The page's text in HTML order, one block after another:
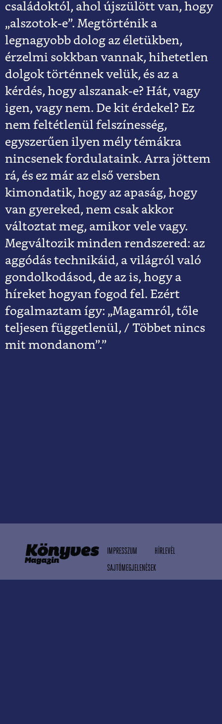
családoktól, ahol újszülött van, hogy
„alszotok-e”. Megtörténik a
legnagyobb dolog az életükben,
érzelmi sokkban vannak, hihetetlen
dolgok történnek velük, és az a
kérdés, hogy alszanak-e? Hát, vagy
igen, vagy nem. De kit érdekel? Ez
nem feltétlenül felszínesség,
egyszerűen ilyen mély témákra
nincsenek fordulataink. Arra jöttem
rá, és ez már az első versben
kimondatik, hogy az apaság, hogy
van gyereked, nem csak akkor
változtat meg, amikor vele vagy.
Megváltozik minden rendszered: az
aggódás technikáid, a világról való
gondolkodásod, de az is, hogy a
híreket hogyan fogod fel. Ezért
fogalmaztam így: „Magamról, tőle
teljesen függetlenül, / Többet nincs
mit mondanom”.”
IMPRESSZUM
HÍRLEVÉL
SAJTÓMEGJELENÉSEK